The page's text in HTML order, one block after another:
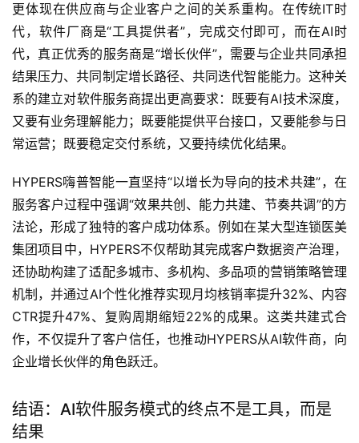
更体现在供应商与企业客户之间的关系重构。在传统IT时
代，软件厂商是“工具提供者”，完成交付即可，而在AI时
代，真正优秀的服务商是“增长伙伴”，需要与企业共同承担
结果压力、共同制定增长路径、共同迭代智能能力。这种关
系的建立对软件服务商提出更高要求：既要有AI技术深度，
又要有业务理解能力；既要能提供平台接口，又要能参与日
常运营；既要稳定交付系统，又要持续优化结果。
HYPERS嗨普智能一直坚持“以增长为导向的技术共建”，在
服务客户过程中强调“效果共创、能力共建、节奏共调”的方
法论，形成了独特的客户成功体系。例如在某大型连锁医美
集团项目中，HYPERS不仅帮助其完成客户数据资产治理，
还协助构建了适配多城市、多机构、多品项的营销策略管理
机制，并通过AI个性化推荐实现月均核销率提升32%、内容
CTR提升47%、复购周期缩短22%的成果。这类共建式合
作，不仅提升了客户信任，也推动HYPERS从AI软件商，向
企业增长伙伴的角色跃迁。
结语：AI软件服务模式的终点不是工具，而是
结果